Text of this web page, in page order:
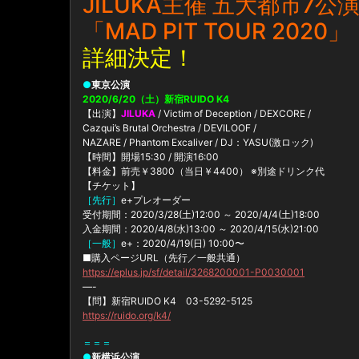
「MAD PIT TOUR 2020」
詳細決定！
●東京公演
2020/6/20（土）新宿RUIDO K4
【出演】 JILUKA / Victim of Deception / DEXCORE /
Cazqui’s Brutal Orchestra / DEVILOOF /
NAZARE / Phantom Excaliver / DJ：YASU(激ロック)
【時間】開場15:30 / 開演16:00
【料金】前売￥3800（当日￥4400） ※別途ドリンク代
【チケット】
［先行］ e+プレオーダー
受付期間：2020/3/28(土)12:00 ～ 2020/4/4(土)18:00
入金期間：2020/4/8(水)13:00 ～ 2020/4/15(水)21:00
［一般］ e+：2020/4/19(日) 10:00〜
■購入ページURL（先行／一般共通）
https://eplus.jp/sf/detail/3268200001-P0030001
—-
【問】新宿RUIDO K4 03-5292-5125
https://ruido.org/k4/
＝＝＝